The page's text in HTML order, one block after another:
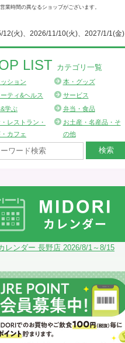
業時間の異なるショップがございます。
12(火)、2026/11/10(火)、2027/1/1(金)
LIST カテゴリ一覧
ション
本・グッズ
ーティ&ヘルス
サービス
学ぶ
弁当・食品
レストラン・
カフェ
お土産・名産品・そ
の他
レンダー 長野店 2026/8/1～8/15